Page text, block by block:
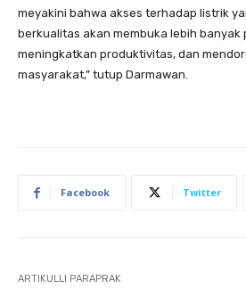
meyakini bahwa akses terhadap listrik
berkualitas akan membuka lebih banyak
meningkatkan produktivitas, dan
masyarakat,” tutup Darmawan.
Facebook Twitter
ARTIKULLI PARAPRAK